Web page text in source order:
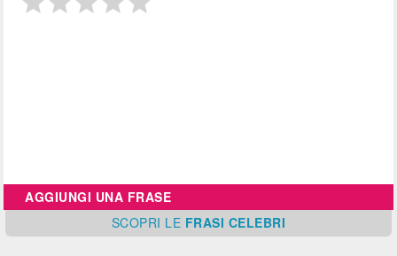
AGGIUNGI UNA FRASE
SCOPRI LE FRASI CELEBRI